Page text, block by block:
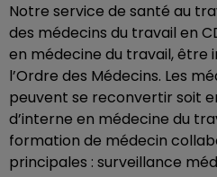
Notre service de santé au
des médecins du travail en
en médecine du travail, être
l’Ordre des Médecins. Les
peuvent se reconvertir soit
d’interne en médecine du
formation de médecin
principales : surveillance